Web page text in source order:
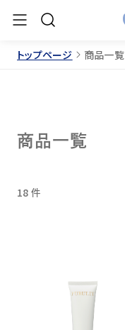
トップページ 商品一覧
商品一覧
18 件